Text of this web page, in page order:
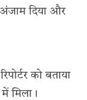
अंजाम दिया और
को बताया
मिला।